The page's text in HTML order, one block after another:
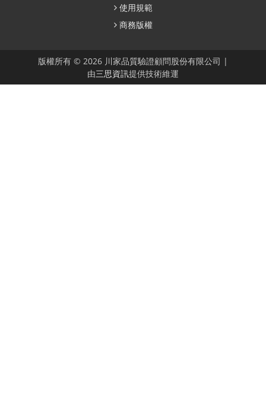
使用規範
商務版權
版權所有 © 2026 川家品質驗證顧問股份有限公司 |
由三思資訊提供技術維運